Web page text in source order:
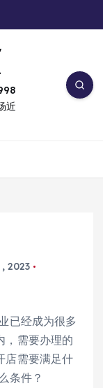
近
2023
已经成为很多
，需要办理的
店需要满足什
条件？